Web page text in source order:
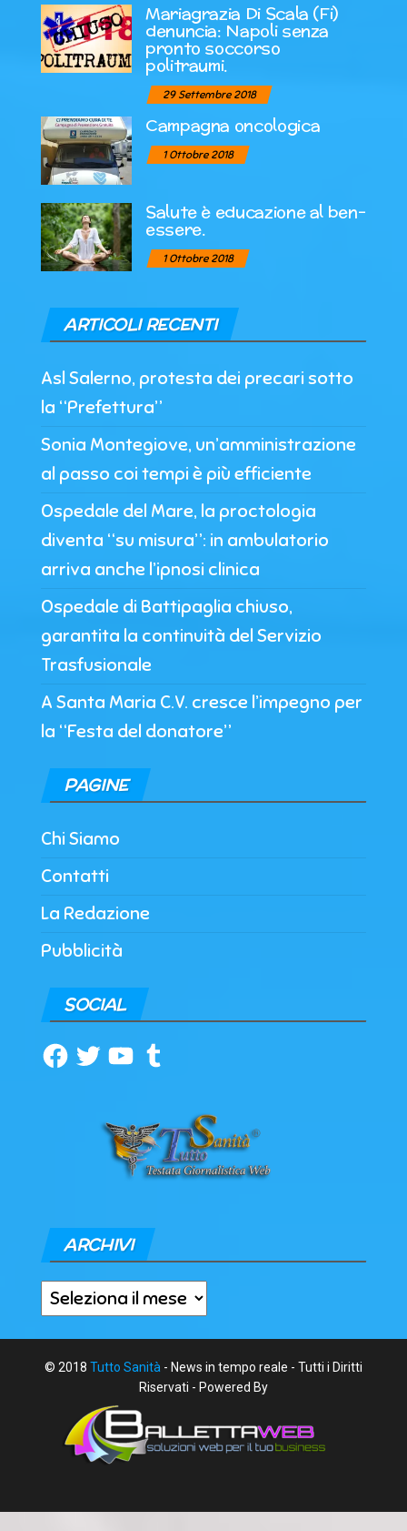
Mariagrazia Di Scala (Fi)
denuncia: Napoli senza
pronto soccorso
politraumi.
29 Settembre 2018
Campagna oncologica
1 Ottobre 2018
Salute è educazione al ben-
essere.
1 Ottobre 2018
ARTICOLI RECENTI
Asl Salerno, protesta dei precari sotto
la “Prefettura”
Sonia Montegiove, un’amministrazione
al passo coi tempi è più efficiente
Ospedale del Mare, la proctologia
diventa “su misura”: in ambulatorio
arriva anche l’ipnosi clinica
Ospedale di Battipaglia chiuso,
garantita la continuità del Servizio
Trasfusionale
A Santa Maria C.V. cresce l’impegno per
la “Festa del donatore”
PAGINE
Chi Siamo
Contatti
La Redazione
Pubblicità
SOCIAL
Facebook
TwitterYouTubeTumblr
ARCHIVI
Archivi
© 2018 Tutto Sanità - News in tempo reale - Tutti i Diritti
Riservati - Powered By